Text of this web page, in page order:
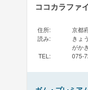
ココカラファ
住所:
京都
読み:
きょ
がか
TEL : 075-